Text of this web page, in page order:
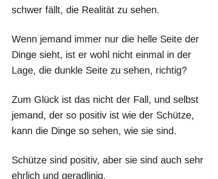
schwer fällt, die Realität zu sehen.
Wenn jemand immer nur die helle Seite der
Dinge sieht, ist er wohl nicht einmal in der
Lage, die dunkle Seite zu sehen, richtig?
Zum Glück ist das nicht der Fall, und selbst
jemand, der so positiv ist wie der Schütze,
kann die Dinge so sehen, wie sie sind.
Schütze sind positiv, aber sie sind auch sehr
ehrlich und geradlinig.